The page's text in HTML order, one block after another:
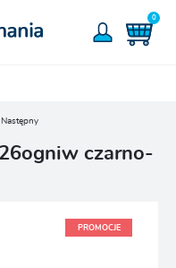
0
Następny
czarno-
PROMOCJE